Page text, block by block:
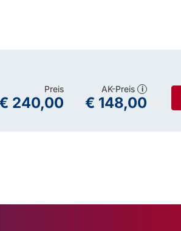
AK-Preis i
€ 148,00
Preis
240,00